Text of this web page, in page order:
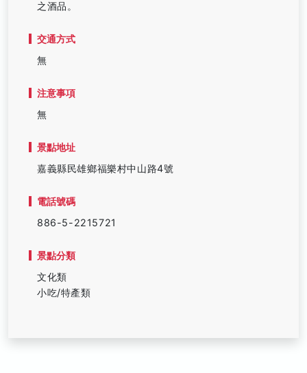
之酒品。
交通方式
無
注意事項
無
景點地址
嘉義縣民雄鄉福樂村中山路4號
電話號碼
886-5-2215721
景點分類
文化類
小吃/特產類